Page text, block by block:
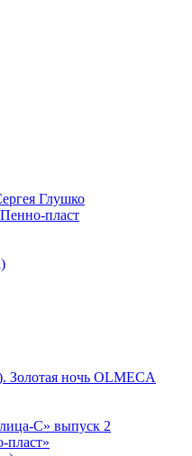
Глушко
пласт
Золотая ночь OLMECA
С» выпуск 2
пласт»